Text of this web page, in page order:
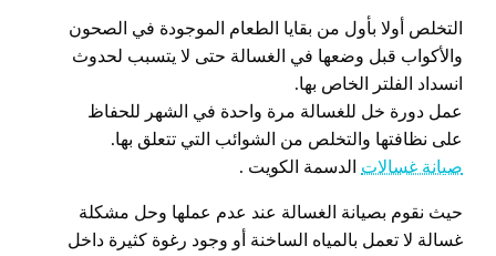
التخلص أولا بأول من بقايا الطعام الموجودة في الصحون
والأكواب قبل وضعها في الغسالة حتى لا يتسبب لحدوث
انسداد الفلتر الخاص بها.
عمل دورة خل للغسالة مرة واحدة في الشهر للحفاظ
على نظافتها والتخلص من الشوائب التي تتعلق بها.
صيانة غسالات الدسمة الكويت .
حيث نقوم بصيانة الغسالة عند عدم عملها وحل مشكلة
غسالة لا تعمل بالمياه الساخنة أو وجود رغوة كثيرة داخل